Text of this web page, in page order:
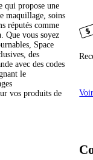
qui propose une
maquillage, soins
réputés comme
Que vous soyez
Space
des
avec des codes
le
vos produits de